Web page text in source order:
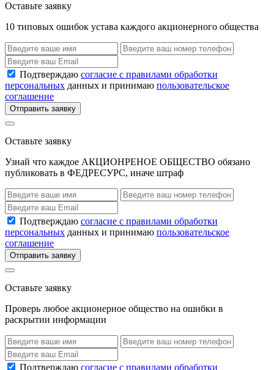
Оставьте заявку
10 типовых ошибок устава каждого акционерного общества
Подтверждаю согласие с правилами обработки
персональных данных и принимаю пользовательское
соглашение
Отправить заявку
Оставьте заявку
Узнай что каждое АКЦИОНРЕНОЕ ОБЩЕСТВО обязано
публиковать в ФЕДРЕСУРС, иначе штраф
Подтверждаю согласие с правилами обработки
персональных данных и принимаю пользовательское
соглашение
Отправить заявку
Оставьте заявку
Проверь любое акционерное общество на ошибки в
раскрытии информации
Подтверждаю согласие с правилами обработки